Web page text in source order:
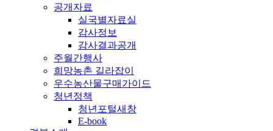
공개자료
실국별자료실
감사정보
감사결과공개
주월간행사
희망농촌 길라잡이
우수농산물구매가이드
청년정책
청년포털새창
E-book